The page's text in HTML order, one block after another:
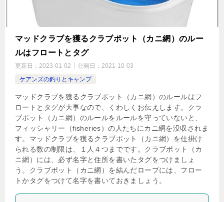
マッドクラブを獲るクラブポット（カニ網）のルー
ルはフロートとタグ
更新日： 2023-01-02 公開日： 2021-10-03
ケアンズの釣りとキャンプ
マッドクラブを獲るクラブポット（カニ網）のルールはフ
ロートとタグが大事なので、くわしくお伝えします。クラ
ブポット（カニ網）のルールをルールを守っていないと、
フィッシャリー（fisheries）の人たちにカニ網を没収されま
す。マッドクラブを獲るクラブポット（カニ網）を仕掛け
られる数の制限は、１人４つまでです。クラブポット（カ
ニ網）には、必ず名字と住所を書いたタグをつけましょ
う。クラブポット（カニ網）を結んだロープには、フロー
トかタグをつけて名字を書いておきましょう。